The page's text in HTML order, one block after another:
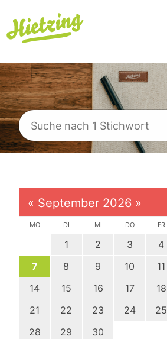
« September 2026 »
MO DI MI DO FR
1 2 3 4
7
8 9 10 11
14
15 16 17 18
21
22 23 24 25
28
29 30